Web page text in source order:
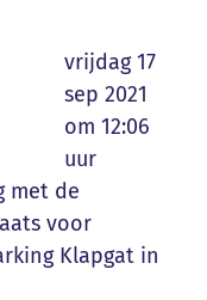
vrijdag 17
sep 2021
om 12:06
uur
met de
voor
Klapgat in